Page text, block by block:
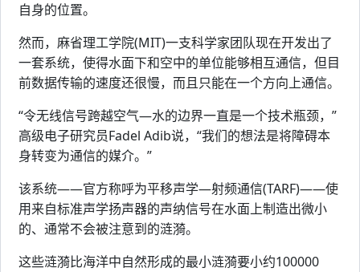
自身的位置。
然而，麻省理工学院(MIT)一支科学家团队现在开发出了
一套系统，使得水面下和空中的单位能够相互通信，但目
前数据传输的速度还很慢，而且只能在一个方向上通信。
“令无线信号跨越空气—水的边界一直是一个技术瓶颈，”
高级电子研究员Fadel Adib说，“我们的想法是将障碍本
身转变为通信的媒介。”
该系统——官方称呼为平移声学—射频通信(TARF)——使
用来自标准声学扬声器的声纳信号在水面上制造出微小
的、通常不会被注意到的涟漪。
这些涟漪比海洋中自然形成的最小涟漪要小约100000